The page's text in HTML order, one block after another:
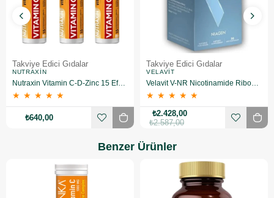
Takviye Edici Gıdalar
NUTRAXIN
Nutraxin Vitamin C-D-Zinc 15 Efervesan Tablet 3 Adet
★ ★ ★ ★ ★
₺640,00
Takviye Edici Gıdalar
VELAVIT
★ ★ ★ ★ ★
₺2.428,00
₺2.587,00
Benzer Ürünler